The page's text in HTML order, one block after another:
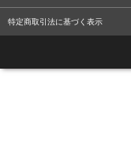
特定商取引法に基づく表示